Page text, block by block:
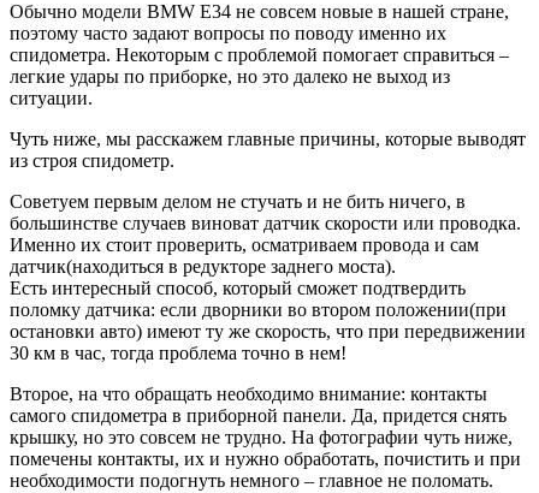
Обычно модели BMW E34 не совсем новые в нашей стране,
поэтому часто задают вопросы по поводу именно их
спидометра. Некоторым с проблемой помогает справиться –
легкие удары по приборке, но это далеко не выход из
ситуации.
Чуть ниже, мы расскажем главные причины, которые выводят
из строя спидометр.
Советуем первым делом не стучать и не бить ничего, в
большинстве случаев виноват датчик скорости или проводка.
Именно их стоит проверить, осматриваем провода и сам
датчик(находиться в редукторе заднего моста).
Есть интересный способ, который сможет подтвердить
поломку датчика: если дворники во втором положении(при
остановки авто) имеют ту же скорость, что при передвижении
30 км в час, тогда проблема точно в нем!
Второе, на что обращать необходимо внимание: контакты
самого спидометра в приборной панели. Да, придется снять
крышку, но это совсем не трудно. На фотографии чуть ниже,
помечены контакты, их и нужно обработать, почистить и при
необходимости подогнуть немного – главное не поломать.